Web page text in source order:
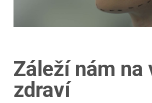
Záleží nám na
zdraví